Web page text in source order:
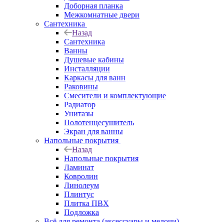
Доборная планка
Межкомнатные двери
Сантехника
Назад
Сантехника
Ванны
Душевые кабины
Инсталляции
Каркасы для ванн
Раковины
Смесители и комплектующие
Радиатор
Унитазы
Полотенцесушитель
Экран для ванны
Напольные покрытия
Назад
Напольные покрытия
Ламинат
Ковролин
Линолеум
Плинтус
Плитка ПВХ
Подложка